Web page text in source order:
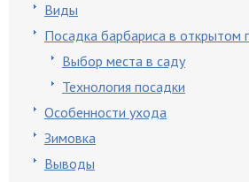
Виды
Посадка барбариса в открытом
Выбор места в саду
Технология посадки
Особенности ухода
Зимовка
Выводы